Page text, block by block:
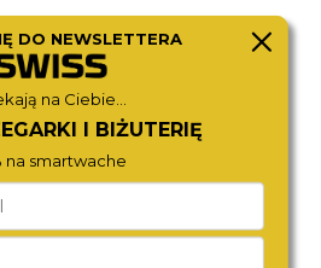
DO NEWSLETTERA
na Ciebie...
I BIŻUTERIĘ
na smartwache